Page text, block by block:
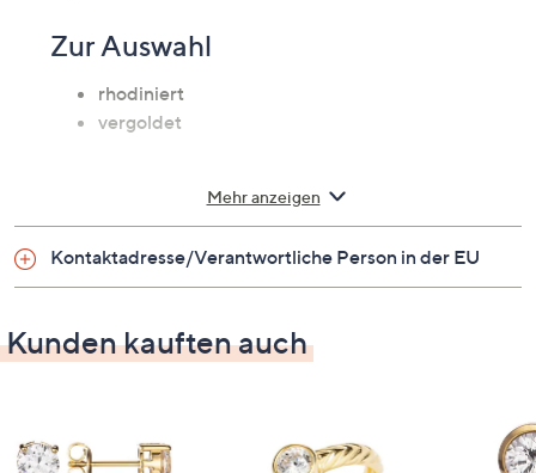
Zur Auswahl
rhodiniert
vergoldet
Auf einen Blick
4 Diamonique-Steine (Zirkonia, Diamant-
Imitation), Brillantschliff, weiß, entsprechen
zusammen ca. 3,00 Karat, Krappenfassungen
Stift mit Flügelmutter - nur für durchstochene
Maße
Mehr anzeigen
Kontaktadresse/Verantwortliche Person in der EU
Kunden kauften auch